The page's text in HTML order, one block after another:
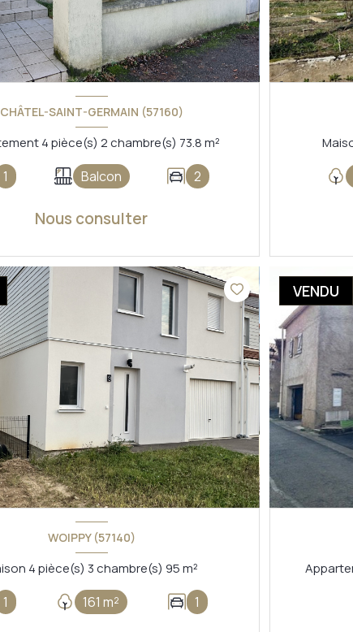
CHÂTEL-SAINT-GERMAIN (57160)
Appartement 4 pièce(s) 2 chambre(s) 73.8 m²
1 Balcon 2
Nous consulter
VOIR LE BIEN
WOIPPY (57140)
Maison 4 pièce(s) 3 chambre(s) 95 m²
1 161 m² 1
VENDU